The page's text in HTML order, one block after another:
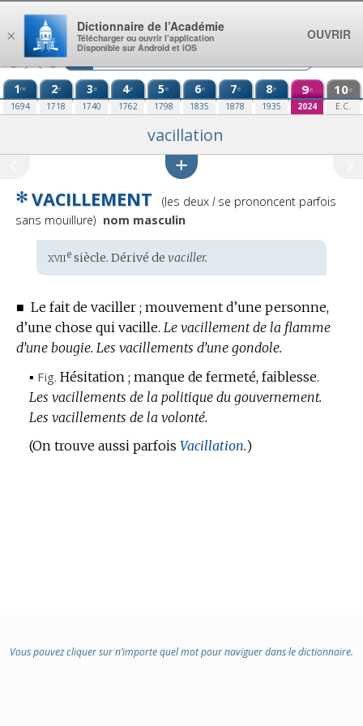
Aller au contenu
1re
1694
2e
1718
3e
1740
4e
1762
5e
1798
6e
1835
7e
1878
8e
1935
9e
2024
10e
E.C.
vacillation
✻ VACILLEMENT
Prononciation
:
(les deux lse prononcent parfois
sans mouillure) nom masculin
Étymologie
:
xviiesiècle. Dérivé de vaciller.
■ Le fait de vaciller ; mouvement d’une personne,
d’une chose qui vacille. Le vacillement de la flamme
d’une bougie. Les vacillements d’une gondole.
▪ Fig. Hésitation ; manque de fermeté, faiblesse.
Les vacillements de la politique du gouvernement.
Les vacillements de la volonté.
(On trouve aussi parfois Vacillation.)
Vous pouvez cliquer sur n’importe quel mot pour naviguer dans le dictionnaire.
×
Dictionnaire de l’Académie
Télécharger ou ouvrir l’application
Disponible sur Android et iOS
OUVRIR